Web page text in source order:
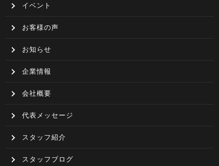
イベント
お客様の声
お知らせ
企業情報
会社概要
代表メッセージ
スタッフ紹介
スタッフブログ